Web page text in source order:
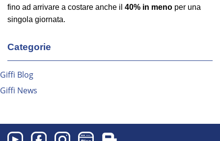
fino ad arrivare a costare anche il 40% in meno per una
singola giornata.
Categorie
Giffi Blog
Giffi News